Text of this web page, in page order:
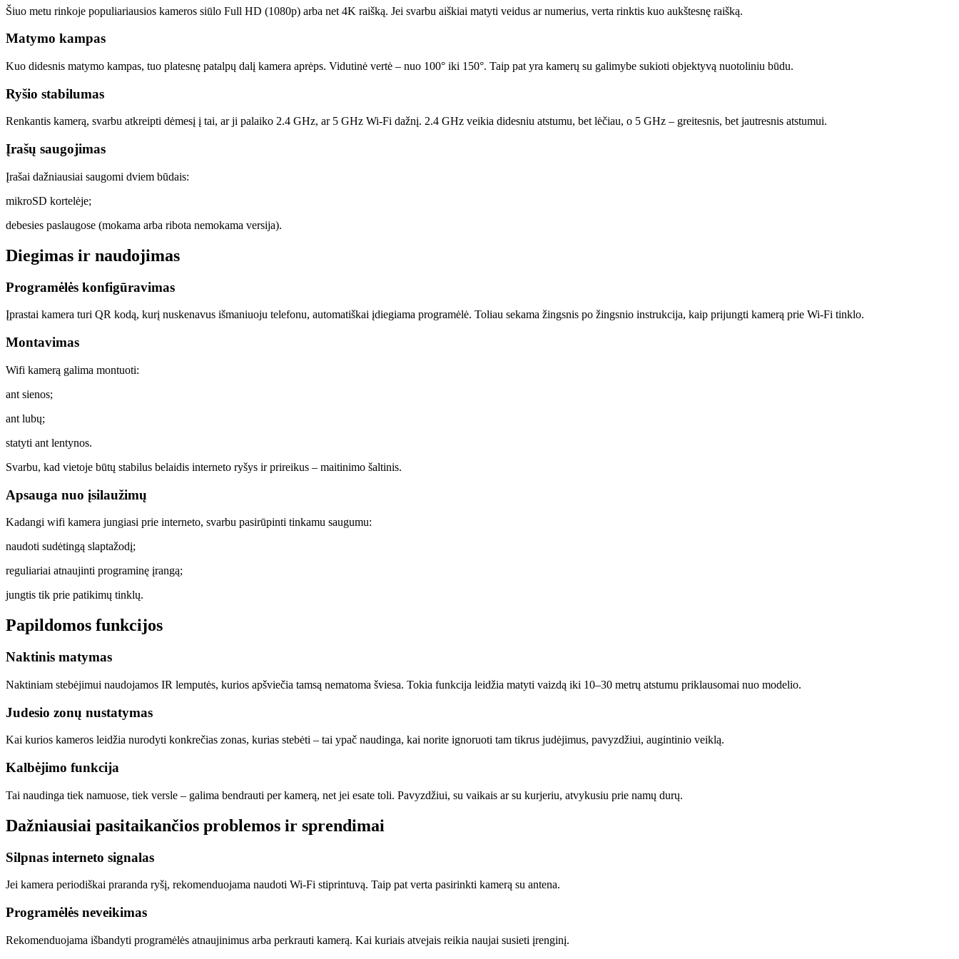
Šiuo metu rinkoje populiariausios kameros siūlo Full HD (1080p) arba net 4K raišką. Jei svarbu aiškiai matyti veidus ar numerius, verta rinktis kuo aukštesnę raišką.
Matymo kampas
Kuo didesnis matymo kampas, tuo platesnę patalpų dalį kamera aprėps. Vidutinė vertė – nuo 100° iki 150°. Taip pat yra kamerų su galimybe sukioti objektyvą nuotoliniu būdu.
Ryšio stabilumas
Renkantis kamerą, svarbu atkreipti dėmesį į tai, ar ji palaiko 2.4 GHz, ar 5 GHz Wi-Fi dažnį. 2.4 GHz veikia didesniu atstumu, bet lėčiau, o 5 GHz – greitesnis, bet jautresnis atstumui.
Įrašų saugojimas
Įrašai dažniausiai saugomi dviem būdais:
mikroSD kortelėje;
debesies paslaugose (mokama arba ribota nemokama versija).
Diegimas ir naudojimas
Programėlės konfigūravimas
Įprastai kamera turi QR kodą, kurį nuskenavus išmaniuoju telefonu, automatiškai įdiegiama programėlė. Toliau sekama žingsnis po žingsnio instrukcija, kaip prijungti kamerą prie Wi-Fi tinklo.
Montavimas
Wifi kamerą galima montuoti:
ant sienos;
ant lubų;
statyti ant lentynos.
Svarbu, kad vietoje būtų stabilus belaidis interneto ryšys ir prireikus – maitinimo šaltinis.
Apsauga nuo įsilaužimų
Kadangi wifi kamera jungiasi prie interneto, svarbu pasirūpinti tinkamu saugumu:
naudoti sudėtingą slaptažodį;
reguliariai atnaujinti programinę įrangą;
jungtis tik prie patikimų tinklų.
Papildomos funkcijos
Naktinis matymas
Naktiniam stebėjimui naudojamos IR lemputės, kurios apšviečia tamsą nematoma šviesa. Tokia funkcija leidžia matyti vaizdą iki 10–30 metrų atstumu priklausomai nuo modelio.
Judesio zonų nustatymas
Kai kurios kameros leidžia nurodyti konkrečias zonas, kurias stebėti – tai ypač naudinga, kai norite ignoruoti tam tikrus judėjimus, pavyzdžiui, augintinio veiklą.
Kalbėjimo funkcija
Tai naudinga tiek namuose, tiek versle – galima bendrauti per kamerą, net jei esate toli. Pavyzdžiui, su vaikais ar su kurjeriu, atvykusiu prie namų durų.
Dažniausiai pasitaikančios problemos ir sprendimai
Silpnas interneto signalas
Jei kamera periodiškai praranda ryšį, rekomenduojama naudoti Wi-Fi stiprintuvą. Taip pat verta pasirinkti kamerą su antena.
Programėlės neveikimas
Rekomenduojama išbandyti programėlės atnaujinimus arba perkrauti kamerą. Kai kuriais atvejais reikia naujai susieti įrenginį.